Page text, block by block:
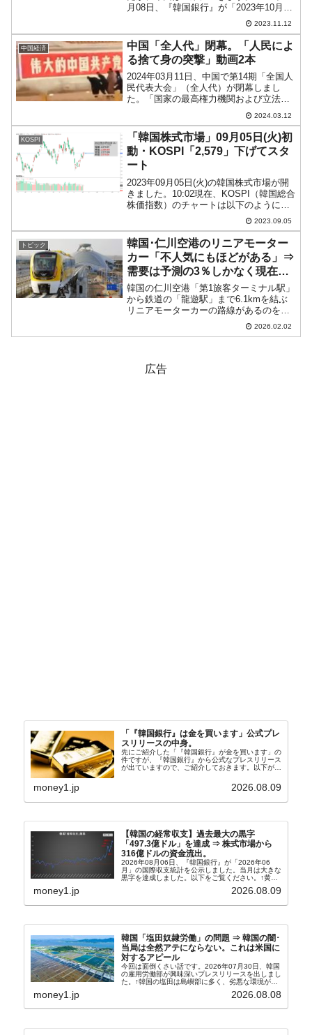
月08日、『韓国銀行』が「2023年10月中
の金融市場動向」を公表しました。この
中に非常に興味深いデータがあります。
企業の資金調達についてですが、以下を
ご覧くださ...
2023.11.12
中国経済
中国「全人代」閉幕。「人民によ
る捨て身の突撃」動画2本
2024年03月11日、中国で第14期「全国人
民代表大会」（全人代）が閉幕しまし
た。「国家の最高権力機関および立法機
関として位置付けられる一院制議会」と
いうものなので、中国共産党にとって非
常に重要なものです。全人代を平穏に行
うために治安機関...
2024.03.12
KOSPI
「韓国株式市場」09月05日(火)初
動・KOSPI「2,579」下げてスタ
ート
2023年09月05日(火)の韓国株式市場が開
きました。10:02現在、KOSPI（韓国総合
株価指数）のチャートは以下のようにな
『Investing.com』より引用）。下げて始
まって、現在のところうっすら陽線。
KOS...
2023.09.05
トピック
韓国･仁川空港のリニアモーター
カー「不人気にもほどがある」⇒
需要は予測の3％しかなく現在は
無料の観光列車。撤去するにも
600億かかる
韓国の仁川空港「第1旅客ターミナル駅」
から鉄道の「龍遊駅」まで6.1kmを結ぶ
リニアモーターカーの路線があるのをご
存じでしょうか。約15分の短い区間で
す。このリニアモーターカーには約4,500
2026.02.02
広告
「『韓国銀行』は金を買います」公式プレ
スリリースの中身。
先にご紹介した「『韓国銀行』が金を買います」の
件ですが、『韓国銀行』から公式なプレスリリース
が出ていますので、ご紹介しておきます。以下が全
れ協力体制を構築□『韓国銀行』は、国内生産金の
money1.jp 2026.08.09
【韓国の経常収支】過去最大の黒字
「497.3億ドル」を達成 ⇒ 株式市場から
316億ドルの資金流出。
2026年08月06日、『韓国銀行』が「2026年06
月」の国際収支統計を公示しました。当月は大きな
黒字を達成しました。以下をご覧ください。↑黄色
の傾向ペンでフォーカスしているのが2026年06月
の経常収支です。2026年06月貿易収支：4...
money1.jp 2026.08.09
韓国「塩田奴隷労働」の問題 ⇒ 韓国の闇･
当局は全然アテにならない。これは米国に
対するアピール
今回は面倒くさい話です。2026年07月30日、韓国
の雇用労働部が興味深いプレスリリースを出しまし
た。↑韓国の塩田は島嶼部に多く、劣悪な環境が一
たといわれます（後述）。これは、いわゆる「塩田
money1.jp 2026.08.08